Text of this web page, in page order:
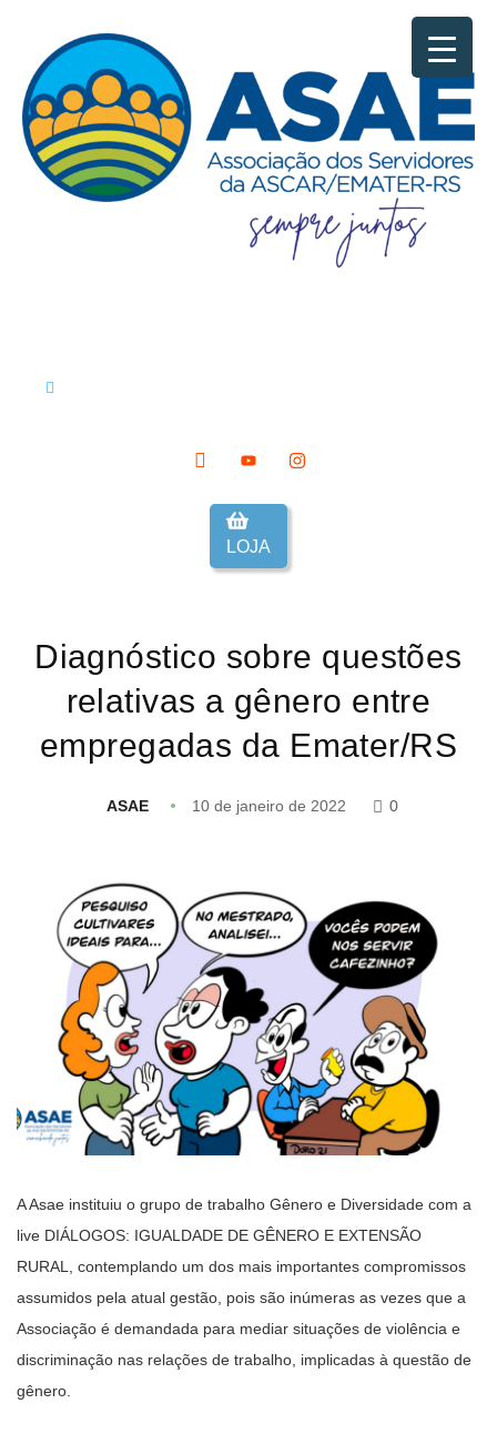
LOJA
Diagnóstico sobre questões
relativas a gênero entre
empregadas da Emater/RS
ASAE 10 de janeiro de 2022 0
A Asae instituiu o grupo de trabalho Gênero e Diversidade com a
live DIÁLOGOS: IGUALDADE DE GÊNERO E EXTENSÃO
RURAL, contemplando um dos mais importantes compromissos
assumidos pela atual gestão, pois são inúmeras as vezes que a
Associação é demandada para mediar situações de violência e
discriminação nas relações de trabalho, implicadas à questão de
gênero.